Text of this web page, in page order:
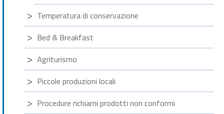
Temperatura di conservazione
Bed & Breakfast
Agriturismo
Piccole produzioni locali
Procedure richiami prodotti non conformi